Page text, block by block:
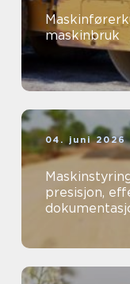
Maskinførerkurs veien til
maskinbruk
04. juni 2026
presisjon,